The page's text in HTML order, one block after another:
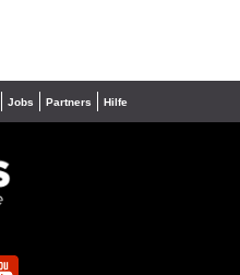
Jobs Partners Hilfe